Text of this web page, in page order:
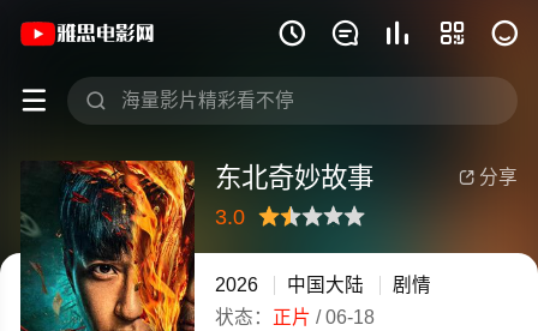
    
 
《东北奇妙故事》(2026)中国大陆普通
 分享
东北奇妙故事
3.0
很差较差
还行推荐力荐
2026 中国大陆
剧情
状态： 正片 /06-18